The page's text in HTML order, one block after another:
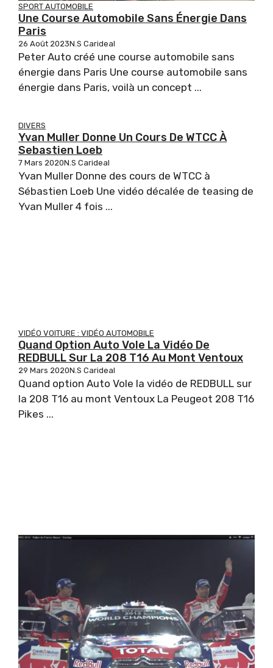
SPORT AUTOMOBILE
Une Course Automobile Sans Énergie Dans
Paris
26 Août 2023N.S Carideal
Peter Auto créé une course automobile sans
énergie dans Paris Une course automobile sans
énergie dans Paris, voilà un concept ...
DIVERS
Yvan Muller Donne Un Cours De WTCC À
Sebastien Loeb
7 Mars 2020N.S Carideal
Yvan Muller Donne des cours de WTCC à
Sébastien Loeb Une vidéo décalée de teasing de
Yvan Muller 4 fois ...
VIDÉO VOITURE : VIDÉO AUTOMOBILE
Quand Option Auto Vole La Vidéo De
REDBULL Sur La 208 T16 Au Mont Ventoux
29 Mars 2020N.S Carideal
Quand option Auto Vole la vidéo de REDBULL sur
la 208 T16 au mont Ventoux La Peugeot 208 T16
Pikes ...